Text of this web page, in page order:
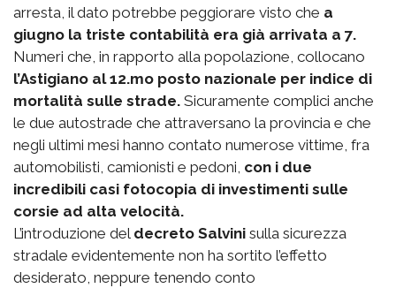
arresta, il dato potrebbe peggiorare visto che a
giugno la triste contabilità era già arrivata a 7.
Numeri che, in rapporto alla popolazione, collocano
l’Astigiano al 12.mo posto nazionale per indice di
mortalità sulle strade. Sicuramente complici anche
le due autostrade che attraversano la provincia e che
negli ultimi mesi hanno contato numerose vittime, fra
automobilisti, camionisti e pedoni, con i due
incredibili casi fotocopia di investimenti sulle
corsie ad alta velocità.
L’introduzione del decreto Salvini sulla sicurezza
stradale evidentemente non ha sortito l’effetto
desiderato, neppure tenendo conto